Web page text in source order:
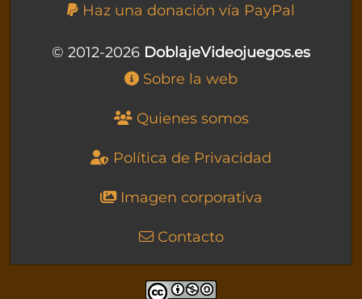
Haz una donación vía PayPal
© 2012-2026 DoblajeVideojuegos.es
Sobre la web
Quienes somos
Política de Privacidad
Imagen corporativa
Contacto